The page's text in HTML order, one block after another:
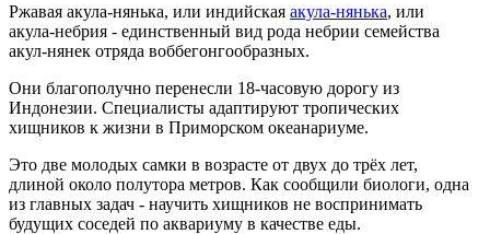
Ржавая акула-нянька, или индийская акула-нянька, или
акула-небрия - единственный вид рода небрии семейства
акул-нянек отряда воббегонгообразных.
Они благополучно перенесли 18-часовую дорогу из
Индонезии. Специалисты адаптируют тропических
хищников к жизни в Приморском океанариуме.
Это две молодых самки в возрасте от двух до трёх лет,
длиной около полутора метров. Как сообщили биологи, одна
из главных задач - научить хищников не воспринимать
будущих соседей по аквариуму в качестве еды.